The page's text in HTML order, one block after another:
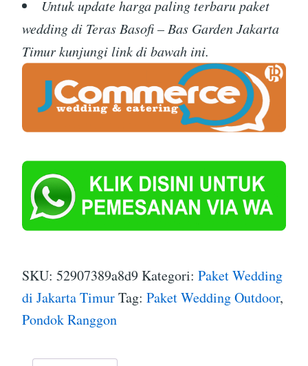
Untuk update harga paling terbaru paket
wedding di Teras Basofi – Bas Garden Jakarta
Timur kunjungi link di bawah ini.
SKU: 52907389a8d9Kategori: Paket Wedding
di Jakarta TimurTag: Paket Wedding Outdoor,
Pondok Ranggon